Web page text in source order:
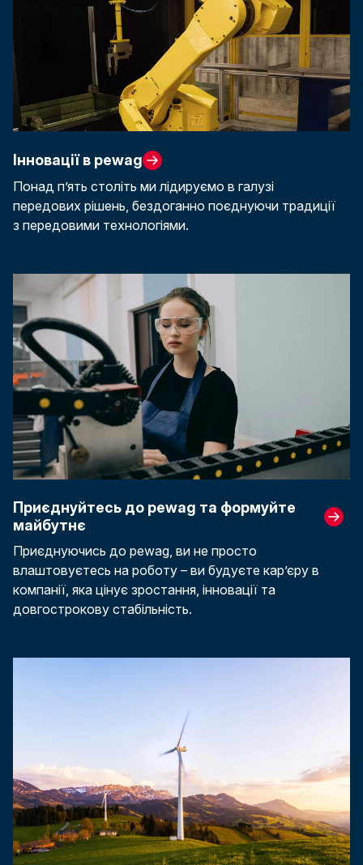
Інновації в pewag
Понад п’ять століть ми лідируємо в галузі
передових рішень, бездоганно поєднуючи традиції
з передовими технологіями.
Приєднуйтесь до pewag та формуйте
майбутнє
Приєднуючись до pewag, ви не просто
влаштовуєтесь на роботу – ви будуєте кар’єру в
компанії, яка цінує зростання, інновації та
довгострокову стабільність.